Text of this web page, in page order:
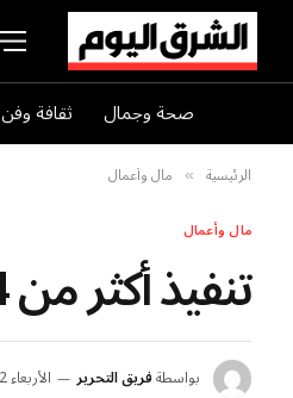
صحة وجمال ثقافة وفن
الرئيسية » مال وأعمال
مال وأعمال
تنفيذ أكثر من 224 مشروعاً بقيمة 200 مليار ريال بالمدينة
بواسطةفريق التحرير الأربعاء 22 أكتوبر 8:32 ص